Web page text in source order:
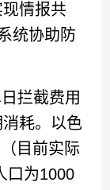
现情报共
统协助防
拦截费用
耗。以色
目前实际
口为1000